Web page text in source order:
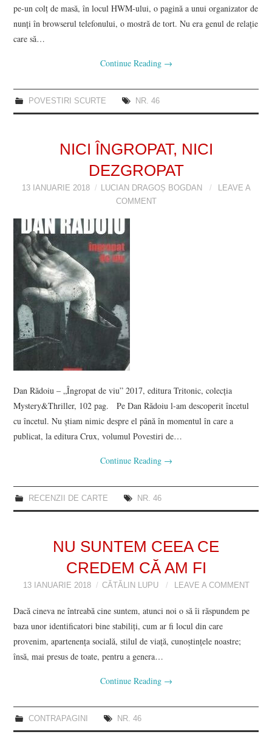
pe-un colț de masă, în locul HWM-ului, o pagină a unui organizator de
nunți în browserul telefonului, o mostră de tort. Nu era genul de relație
care să…
Continue Reading →
POVESTIRI SCURTE NR. 46
NICI ÎNGROPAT, NICI
DEZGROPAT
13 IANUARIE 2018 LUCIAN DRAGOȘ BOGDAN
LEAVE A
COMMENT
Dan Rădoiu – „Îngropat de viu” 2017, editura Tritonic, colecția
Mystery&Thriller, 102 pag. Pe Dan Rădoiu l-am descoperit încetul
cu încetul. Nu știam nimic despre el până în momentul în care a
publicat, la editura Crux, volumul Povestiri de…
Continue Reading →
RECENZII DE CARTE NR. 46
NU SUNTEM CEEA CE
CREDEM CĂ AM FI
13 IANUARIE 2018 CĂTĂLIN LUPU LEAVE A COMMENT
Dacă cineva ne întreabă cine suntem, atunci noi o să îi răspundem pe
baza unor identificatori bine stabiliți, cum ar fi locul din care
provenim, apartenența socială, stilul de viață, cunoștințele noastre;
însă, mai presus de toate, pentru a genera…
Continue Reading →
CONTRAPAGINI NR. 46